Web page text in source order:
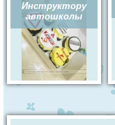
Инструктору
автошколы